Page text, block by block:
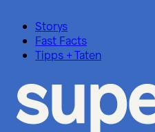
Storys
Fast Facts
Tipps + Taten